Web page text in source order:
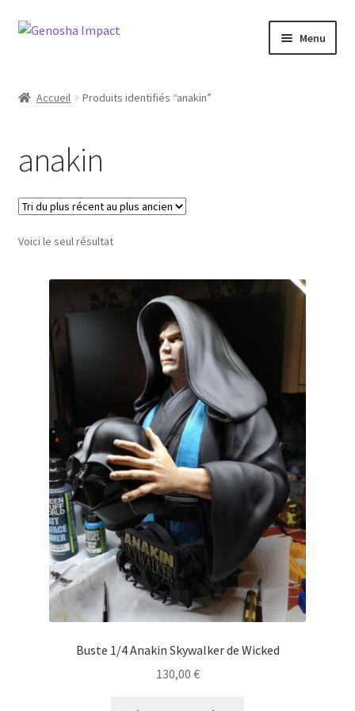
Aller
navigation
Aller
Menu
Checkout
My account
Shop
Wishlist
Accueil Produits identifiés “anakin”
anakin
Voici le seul résultat
Buste 1/4 Anakin Skywalker de Wicked
130,00 €